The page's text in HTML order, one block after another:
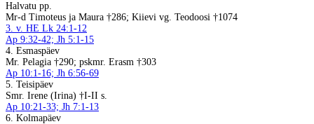
Halvatu pp.
Mr-d Timoteus ja Maura †286; Kiievi vg. Teodoosi †1074
3. v. HE Lk 24:1-12
Ap 9:32-42; Jh 5:1-15
4. Esmaspäev
Mr. Pelagia †290; pskmr. Erasm †303
Ap 10:1-16; Jh 6:56-69
5. Teisipäev
Smr. Irene (Irina) †I-II s.
Ap 10:21-33; Jh 7:1-13
6. Kolmapäev